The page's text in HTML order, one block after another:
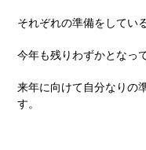
それぞれの準備をしてい
今年も残りわずかとなっ
来年に向けて自分なりの
す。